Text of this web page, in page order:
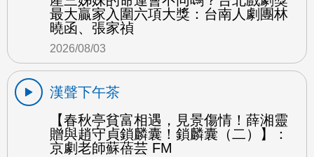
最大贏家入圍六項大獎：台南人劇團林
曉函、張家禎
2026/08/03
漢聲下午茶
【春秋亭貧富相遇，見景傷情！薛湘靈
贈與趙守貞鎖麟囊！鎖麟囊（二）】：
京劇老師蘇蓓芸 FM